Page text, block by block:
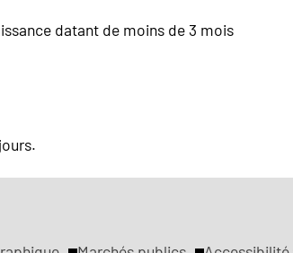
datant de moins de 3 mois